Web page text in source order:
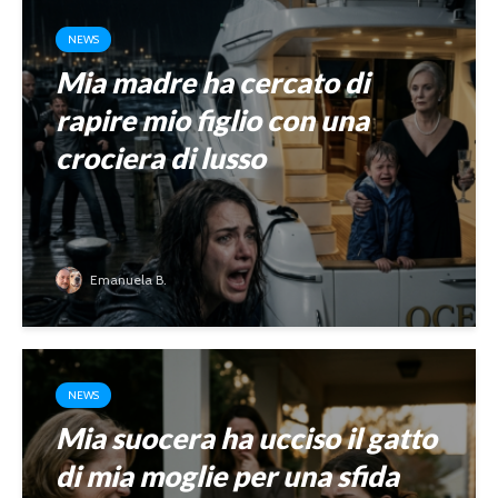
NEWS
Mia madre ha cercato di
rapire mio figlio con una
crociera di lusso
Emanuela B.
NEWS
Mia suocera ha ucciso il gatto
di mia moglie per una sfida